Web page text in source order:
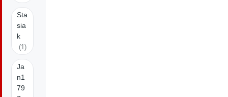
Sta
sia
k
(1)
Ja
n1
79